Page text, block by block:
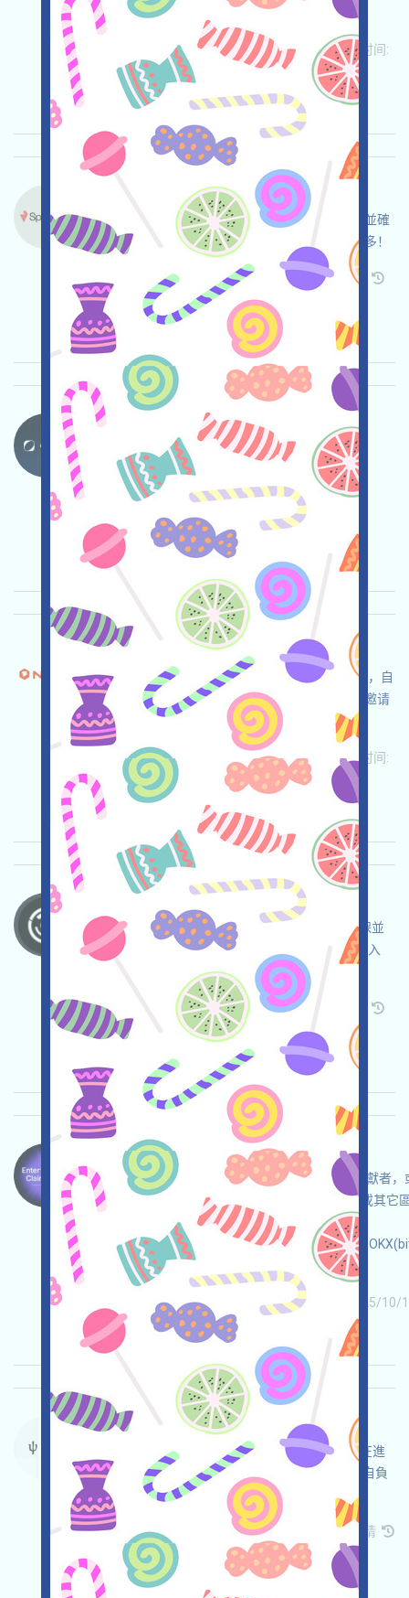
全，链接钱包，獲得100Points，邀请获得更多！
需申请 ETH/ERC/EVM 邀请
收录时间:
2025/10/30
重要程度:
★★★☆3.5 查阅详情
Spicenet-Point 语言：
Spicenet正在空投，打开活动页面，請自行儘調並確
保安全，链接钱包，完成各项任务，邀请获得更多！
需申请 Twitter ETH/ERC/EVM
邀请
收录时间: 2025/10/30
重要程度:★★★ 3.0 查阅详情
ORBT-ORBS 语言：
ORBT正在空投，打开活动页面，链接X，关注
Twitter，完成各项任务，邀请获得更多！
Twitter
收录时间:
2025/10/30
重要程度:★★☆2.8
Nitrograph-NITRO 语言：
Nitrograph正在進行激勵Testnet，打开活动页面，自
行儘調並確保安全，链接钱包，完成各项任务，邀请
获得更多！
关联:需申请 ETH/ERC/EVM 邀请
收录时间:
2025/10/18
重要程度:
★★★
BrevisNetwork-Sparks 语言：
BrevisNetwork正在空投，打开活动页面，在確保並
自負安全的前提下，链接钱包，关注Twitter，加入
Discrod，完成各项任务，邀请获得更多！
关联: 需申请 Twitter ETH/ERC/EVM
收录时间: 2025/10/18
3.0 查阅详情
Monad-MON 语言：
Monad已經可以查詢了，如果您是他們的社區貢獻者
級DEFI用戶，特定NFT或治理社區的活躍成員，或其它
可以領取一筆MON。注：預計可以登陸
Binance(bit.ly/3NB3NAa),MEXC(bit.ly/
可以提前注冊！
需申请 ETH/ERC/EVM
收录时间: 2025/10/
重要程度: ★★★★4.0
PsyProtocol-Points 语言：
PsyProtocol願景是一個有用POW網絡，現在正在進
行Points活動，打开活动页面，登入，在確保並自負
安全的前提下完成各項任務，邀请获得更多！
关联: 需申请 Telegram Twitter
邀请
收录时间: 2025/10/14
重要程度:
2.7 查阅详情